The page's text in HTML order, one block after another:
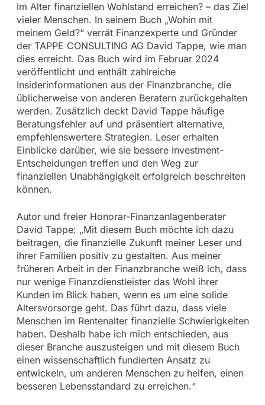
Im Alter finanziellen Wohlstand erreichen? – das Ziel
vieler Menschen. In seinem Buch „Wohin mit
meinem Geld?“ verrät Finanzexperte und Gründer
der TAPPE CONSULTING AG David Tappe, wie man
dies erreicht. Das Buch wird im Februar 2024
veröffentlicht und enthält zahlreiche
Insiderinformationen aus der Finanzbranche, die
üblicherweise von anderen Beratern zurückgehalten
werden. Zusätzlich deckt David Tappe häufige
Beratungsfehler auf und präsentiert alternative,
empfehlenswertere Strategien. Leser erhalten
Einblicke darüber, wie sie bessere Investment-
Entscheidungen treffen und den Weg zur
finanziellen Unabhängigkeit erfolgreich beschreiten
können.
Autor und freier Honorar-Finanzanlagenberater
David Tappe: „Mit diesem Buch möchte ich dazu
beitragen, die finanzielle Zukunft meiner Leser und
ihrer Familien positiv zu gestalten. Aus meiner
früheren Arbeit in der Finanzbranche weiß ich, dass
nur wenige Finanzdienstleister das Wohl ihrer
Kunden im Blick haben, wenn es um eine solide
Altersvorsorge geht. Das führt dazu, dass viele
Menschen im Rentenalter finanzielle Schwierigkeiten
haben. Deshalb habe ich mich entschieden, aus
dieser Branche auszusteigen und mit diesem Buch
einen wissenschaftlich fundierten Ansatz zu
entwickeln, um anderen Menschen zu helfen, einen
besseren Lebensstandard zu erreichen.“